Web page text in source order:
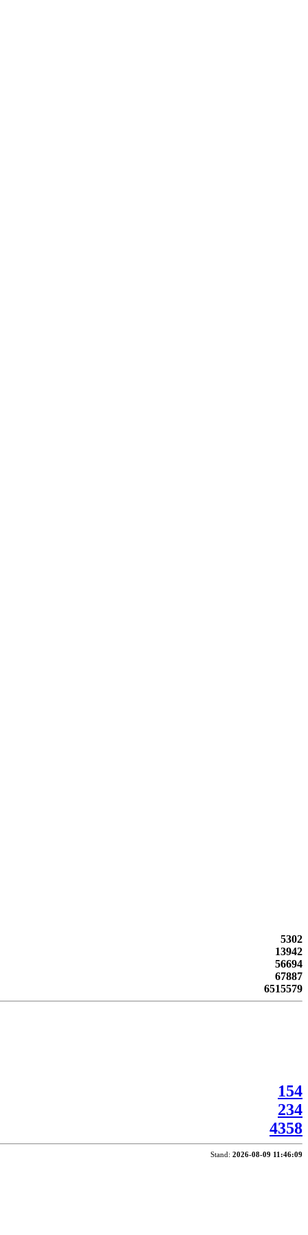
5302
13942
56694
67887
6515579
154
234
4358
Stand: 2026-08-09 11:46:09